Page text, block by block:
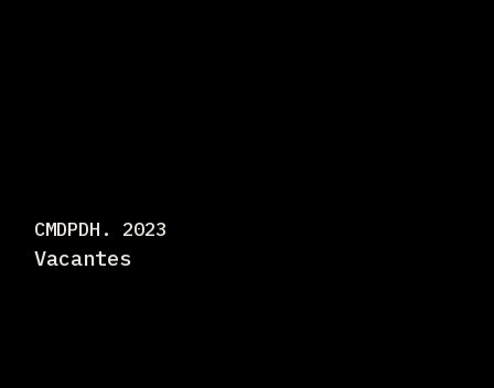
CMDPDH. 2023
Vacantes